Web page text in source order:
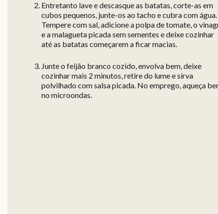
Entretanto lave e descasque as batatas, corte-as em
cubos pequenos, junte-os ao tacho e cubra com água.
Tempere com sal, adicione a polpa de tomate, o
e a malagueta picada sem sementes e deixe cozinhar
até as batatas começarem a ficar macias.
Junte o feijão branco cozido, envolva bem, deixe
cozinhar mais 2 minutos, retire do lume e sirva
polvilhado com salsa picada. No emprego, aqueça
no microondas.